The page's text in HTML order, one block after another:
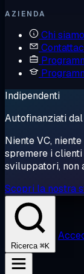
AZIENDA
Chi siamo
Indipendenti
Autofinanziati
Niente VC,
spremere i
sviluppatori, non
Scopri la nostra
Ricerca ⌘K